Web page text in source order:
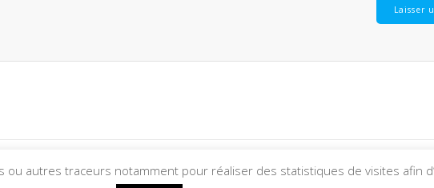
Construit avec WordPress et le
ou autres traceurs notamment pour réaliser des statistiques de visites afin